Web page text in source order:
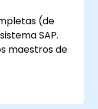
(de
SAP.
maestros de